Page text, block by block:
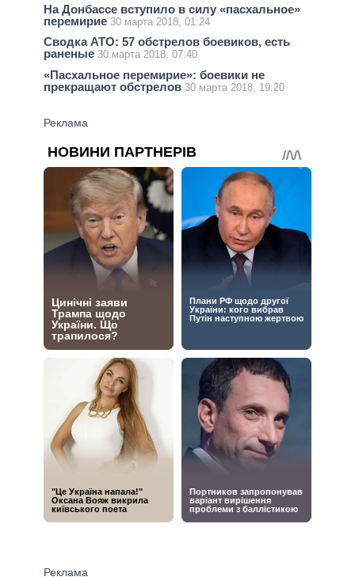
На Донбассе вступило в силу «пасхальное»
перемирие 30 марта 2018, 01:24
Сводка АТО: 57 обстрелов боевиков, есть
раненые 30 марта 2018, 07:40
«Пасхальное перемирие»: боевики не
прекращают обстрелов 30 марта 2018, 19:20